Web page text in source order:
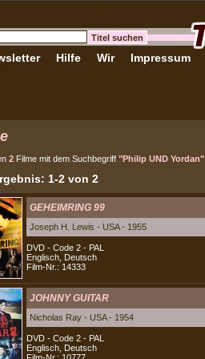
Hilfe Wir Impressum
2 Filme mit dem Suchbegriff "Philip UND Yordan"
1-2 von 2
GEHEIMRING 99
Joseph H. Lewis - USA - 1955
DVD - Code 2 - PAL
Englisch, Deutsch
Film-Nr.: 14333
JOHNNY GUITAR
Nicholas Ray - USA - 1954
DVD - Code 2 - PAL
Englisch, Deutsch